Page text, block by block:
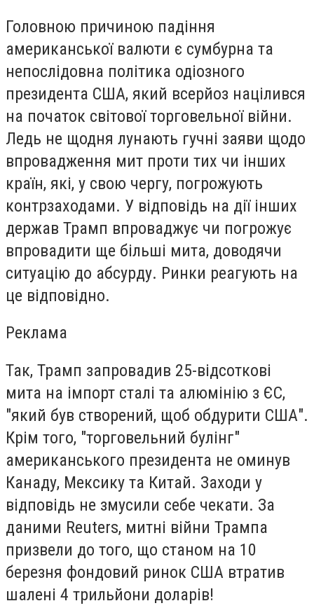
Головною причиною падіння
американської валюти є сумбурна та
непослідовна політика одіозного
президента США, який всерйоз націлився
на початок світової торговельної війни.
Ледь не щодня лунають гучні заяви щодо
впровадження мит проти тих чи інших
країн, які, у свою чергу, погрожують
контрзаходами. У відповідь на дії інших
держав Трамп впроваджує чи погрожує
впровадити ще більші мита, доводячи
ситуацію до абсурду. Ринки реагують на
це відповідно.
Реклама
Так, Трамп запровадив 25-відсоткові
мита на імпорт сталі та алюмінію з ЄС,
"який був створений, щоб обдурити США".
Крім того, "торговельний булінг"
американського президента не оминув
Канаду, Мексику та Китай. Заходи у
відповідь не змусили себе чекати. За
даними Reuters, митні війни Трампа
призвели до того, що станом на 10
березня фондовий ринок США втратив
шалені 4 трильйони доларів!